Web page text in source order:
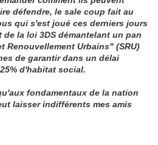
défendre, le sale coup fait au
qui s'est joué ces derniers jours
de la loi 3DS démantelant un pan
Renouvellement Urbains" (SRU)
de garantir dans un délai
d'habitat social.
fondamentaux de la nation
laisser indifférents mes amis